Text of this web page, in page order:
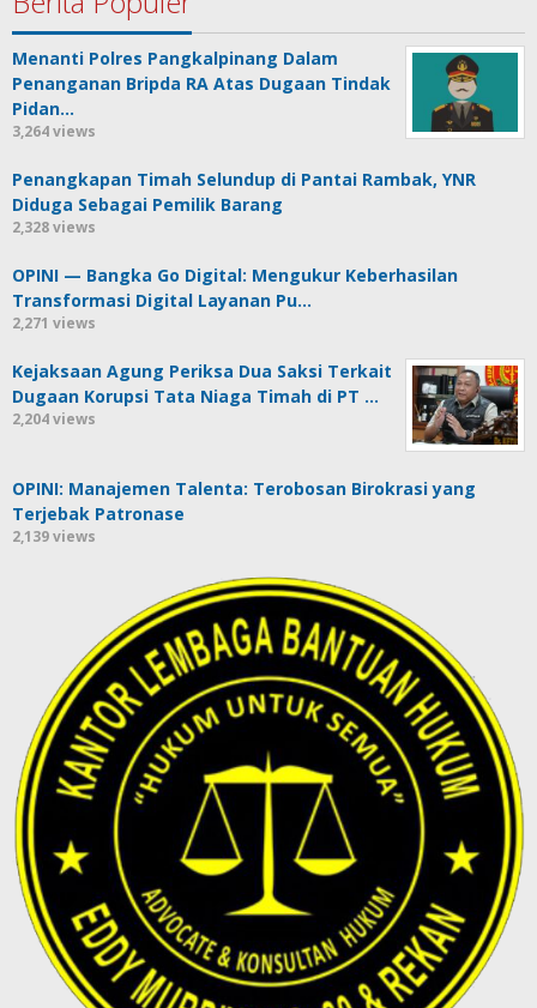
Menanti Polres Pangkalpinang Dalam
Penanganan Bripda RA Atas Dugaan Tindak
Pidan…
3,264 views
Penangkapan Timah Selundup di Pantai Rambak, YNR
Diduga Sebagai Pemilik Barang
2,328 views
OPINI — Bangka Go Digital: Mengukur Keberhasilan
Transformasi Digital Layanan Pu…
2,271 views
Kejaksaan Agung Periksa Dua Saksi Terkait
Dugaan Korupsi Tata Niaga Timah di PT …
2,204 views
OPINI: Manajemen Talenta: Terobosan Birokrasi yang
Terjebak Patronase
2,139 views